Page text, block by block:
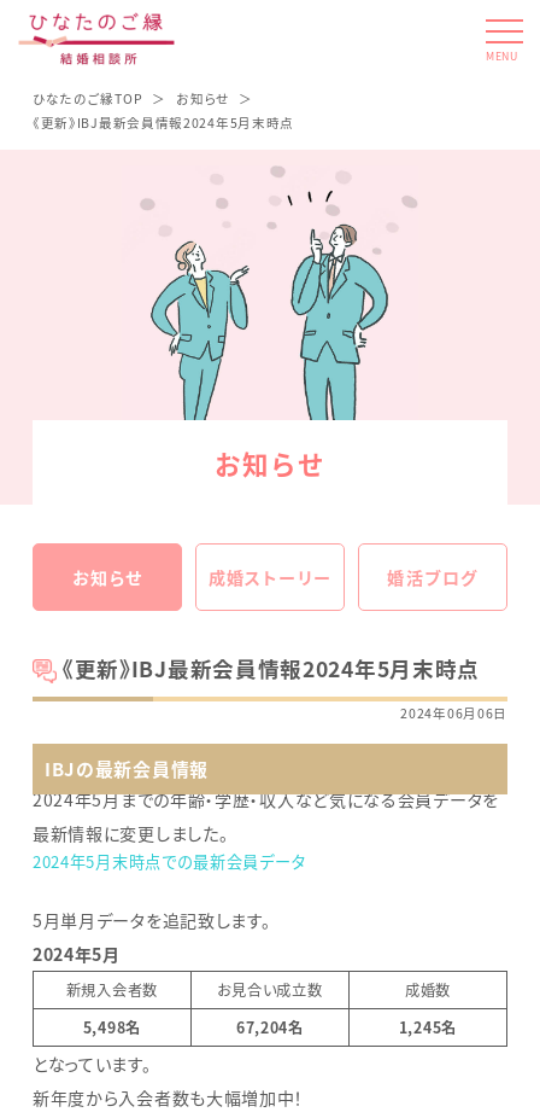
MENU
ひなたのご縁TOP
お知らせ
《更新》IBJ最新会員情報2024年5月末時点
お知らせ
お知らせ 成婚ストーリー 婚活ブログ
《更新》IBJ最新会員情報2024年5月末時点
2024年06月06日
IBJの最新会員情報
2024年5月までの年齢・学歴・収入など気になる会員データを
最新情報に変更しました。
2024年5月末時点での最新会員データ
5月単月データを追記致します。
2024年5月
新規入会者数 お見合い成立数
成婚数
5,498名
67,204名 1,245名
となっています。
新年度から入会者数も大幅増加中！